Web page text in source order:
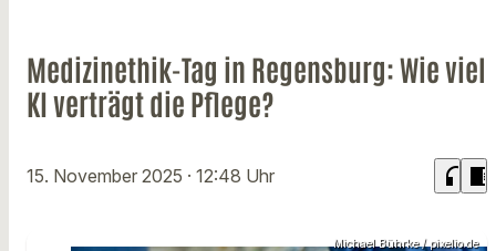
Medizinethik-Tag in Regensburg: Wie viel
KI verträgt die Pflege?
15. November 2025 · 12:48 Uhr headphones chrome_reader_mode
Michael Bührke / pixelio.de